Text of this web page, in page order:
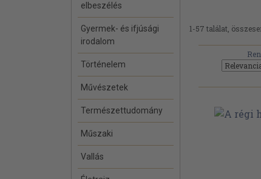
elbeszélés
Gyermek- és ifjúsági
irodalom
Történelem
Művészetek
Természettudomány
Műszaki
Vallás
1-57 találat,